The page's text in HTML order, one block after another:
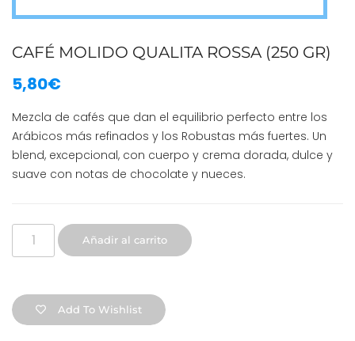
CAFÉ MOLIDO QUALITA ROSSA (250 GR)
5,80€
Mezcla de cafés que dan el equilibrio perfecto entre los
Arábicos más refinados y los Robustas más fuertes. Un
blend, excepcional, con cuerpo y crema dorada, dulce y
suave con notas de chocolate y nueces.
Añadir al carrito
Add To Wishlist